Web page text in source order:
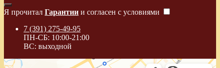
Я прочитал Гарантии и согласен с условиями
7 (391) 275-49-95
ПН-СБ: 10:00-21:00
ВС: выходной